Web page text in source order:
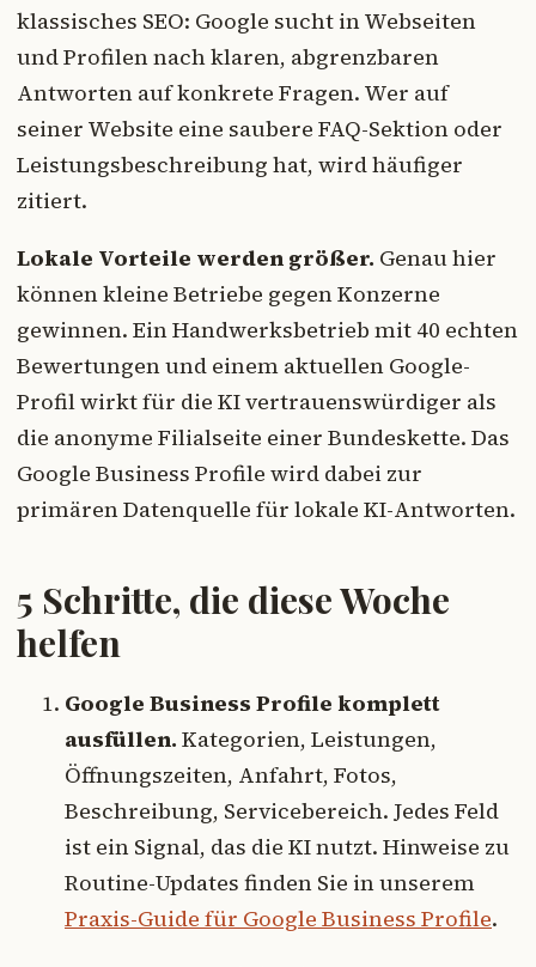
klassisches SEO: Google sucht in Webseiten
und Profilen nach klaren, abgrenzbaren
Antworten auf konkrete Fragen. Wer auf
seiner Website eine saubere FAQ-Sektion oder
Leistungsbeschreibung hat, wird häufiger
zitiert.
Lokale Vorteile werden größer. Genau hier
können kleine Betriebe gegen Konzerne
gewinnen. Ein Handwerksbetrieb mit 40 echten
Bewertungen und einem aktuellen Google-
Profil wirkt für die KI vertrauenswürdiger als
die anonyme Filialseite einer Bundeskette. Das
Google Business Profile wird dabei zur
primären Datenquelle für lokale KI-Antworten.
5 Schritte, die diese Woche
helfen
Google Business Profile komplett
ausfüllen. Kategorien, Leistungen,
Öffnungszeiten, Anfahrt, Fotos,
Beschreibung, Servicebereich. Jedes Feld
ist ein Signal, das die KI nutzt. Hinweise zu
Routine-Updates finden Sie in unserem
Praxis-Guide für Google Business Profile.